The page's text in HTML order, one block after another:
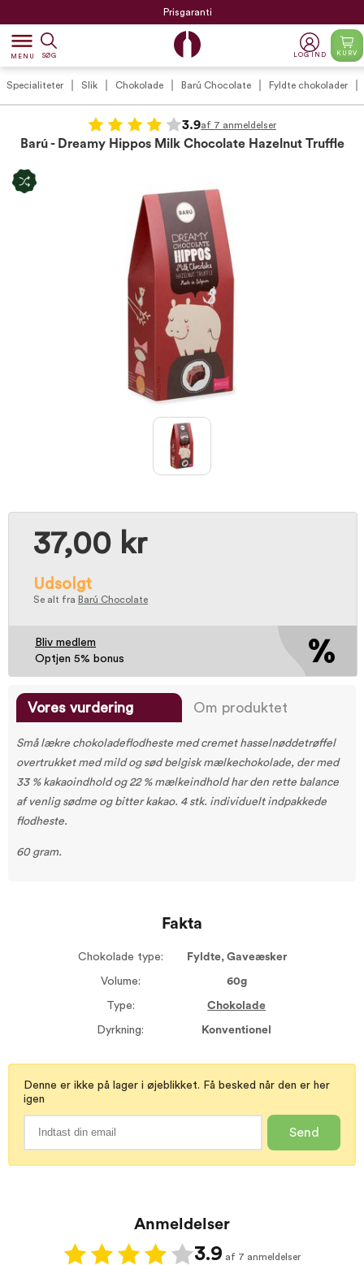
Prisgaranti
dehaze
MENU SØG LOG IND KURV
Specialiteter Slik Chokolade Barú Chocolate Fyldte chokolader
3.9af 7 anmeldelser
Barú - Dreamy Hippos Milk Chocolate Hazelnut Truffle
37,00 kr
Udsolgt
Se alt fra Barú Chocolate
Bliv medlem
Optjen 5% bonus
Vores vurdering Om produktet
Små lækre chokoladeflodheste med cremet hasselnøddetrøffel
overtrukket med mild og sød belgisk mælkechokolade, der med
33 % kakaoindhold og 22 % mælkeindhold har den rette balance
af venlig sødme og bitter kakao. 4 stk. individuelt indpakkede
flodheste.
60 gram.
Fakta
Chokolade type: Fyldte, Gaveæsker
Volume: 60g
Type: Chokolade
Dyrkning: Konventionel
Denne er ikke på lager i øjeblikket. Få besked når den er her
igen
Send
Anmeldelser
3.9 af 7 anmeldelser